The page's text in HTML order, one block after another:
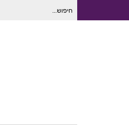
חיפוש